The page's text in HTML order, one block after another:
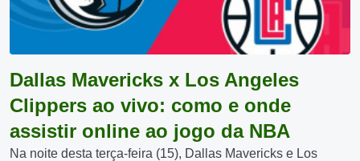
Dallas Mavericks x Los Angeles
Clippers ao vivo: como e onde
assistir online ao jogo da NBA
Na noite desta terça-feira (15), Dallas Mavericks e Los